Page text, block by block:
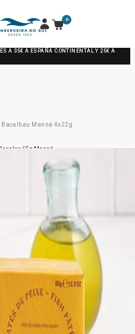
0
A 35€ A ESPAÑA CONTINENTAL Y 25€ A
Bacalhau Manná 4x22g
65g Manná